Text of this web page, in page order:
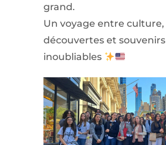
grand.
Un voyage entre culture,
découvertes et souvenirs
inoubliables